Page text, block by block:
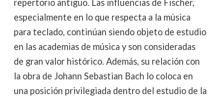
repertorio antiguo. Las influencias de Fischer,
especialmente en lo que respecta a la música
para teclado, continúan siendo objeto de estudio
en las academias de música y son consideradas
de gran valor histórico. Además, su relación con
la obra de Johann Sebastian Bach lo coloca en
una posición privilegiada dentro del estudio de la